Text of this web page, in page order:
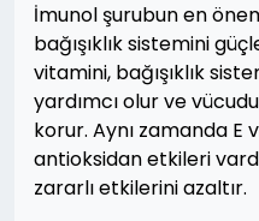
İmunol şurubun en
bağışıklık sistemini
vitamini, bağışıklık
yardımcı olur ve
korur. Aynı zamanda E
antioksidan etkileri
zararlı etkilerini azaltır.